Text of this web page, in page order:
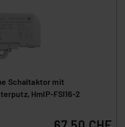
Schaltaktor mit
HmIP-FSI16-2